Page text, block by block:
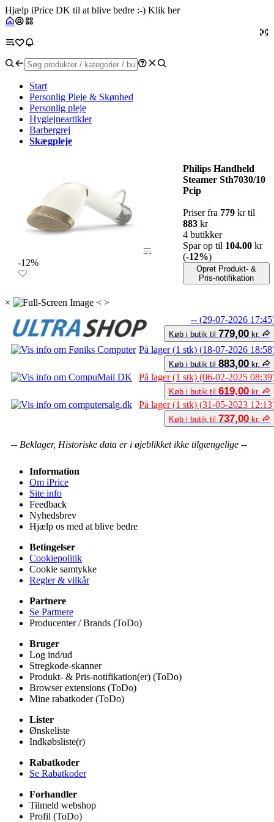
Hjælp iPrice DK til at blive bedre :-) Klik her
Start
Personlig Pleje & Skønhed
Personlig pleje
Hygiejneartikler
Barbergrej
Skægpleje
-12%
Philips Handheld
Steamer Sth7030/10
Pcip
Priser fra 779 kr til
883 kr
4 butikker
Spar op til 104.00 kr
(-12%)
Opret Produkt- &
Pris-notifikation
× < >
-- (29-07-2026
Køb i butik til 779,00 kr.
På lager (1 stk) (18-07-2026
Køb i butik til 883,00 kr.
På lager (1 stk) (06-02-2025
Køb i butik til 619,00 kr.
På lager (1 stk) (31-05-2023
Køb i butik til 737,00 kr.
-- Beklager, Historiske data er i øjeblikket ikke tilgængelige --
Information
Om iPrice
Site info
Feedback
Nyhedsbrev
Hjælp os med at blive bedre
Betingelser
Cookiepolitik
Cookie samtykke
Regler & vilkår
Partnere
Se Partnere
Producenter / Brands (ToDo)
Bruger
Log ind/ud
Stregkode-skanner
Produkt- & Pris-notifikation(er) (ToDo)
Browser extensions (ToDo)
Mine rabatkoder (ToDo)
Lister
Ønskeliste
Indkøbsliste(r)
Rabatkoder
Se Rabatkoder
Forhandler
Tilmeld webshop
Profil (ToDo)